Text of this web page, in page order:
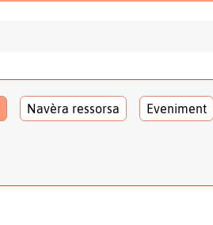
Navèra ressorsa Eveniment